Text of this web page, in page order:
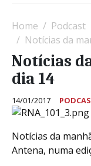
Home
Podcast
Notícias da
Notícias
dia 14
14/01/2017
Notícias da
Antena, numa